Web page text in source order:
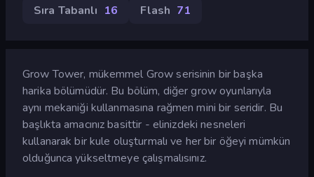
Sıra Tabanlı 16 Flash 71
Grow Tower, mükemmel Grow serisinin bir başka
harika bölümüdür. Bu bölüm, diğer grow oyunlarıyla
aynı mekaniği kullanmasına rağmen mini bir seridir. Bu
başlıkta amacınız basittir - elinizdeki nesneleri
kullanarak bir kule oluşturmalı ve her bir öğeyi mümkün
olduğunca yükseltmeye çalışmalısınız.